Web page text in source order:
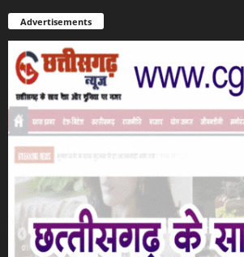
Advertisements